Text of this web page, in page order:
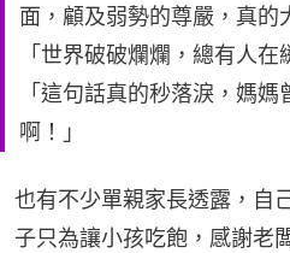
面，顧及弱勢的尊嚴，真的
「世界破破爛爛，總有人在
「這句話真的秒落淚，媽
啊！」
也有不少單親家長透露，自
子只為讓小孩吃飽，感謝老